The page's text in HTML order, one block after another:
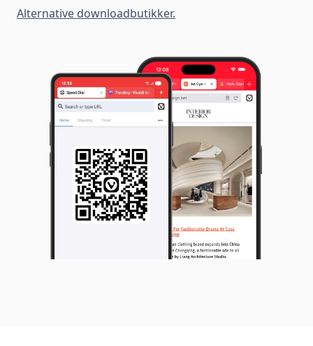
Alternative downloadbutikker.